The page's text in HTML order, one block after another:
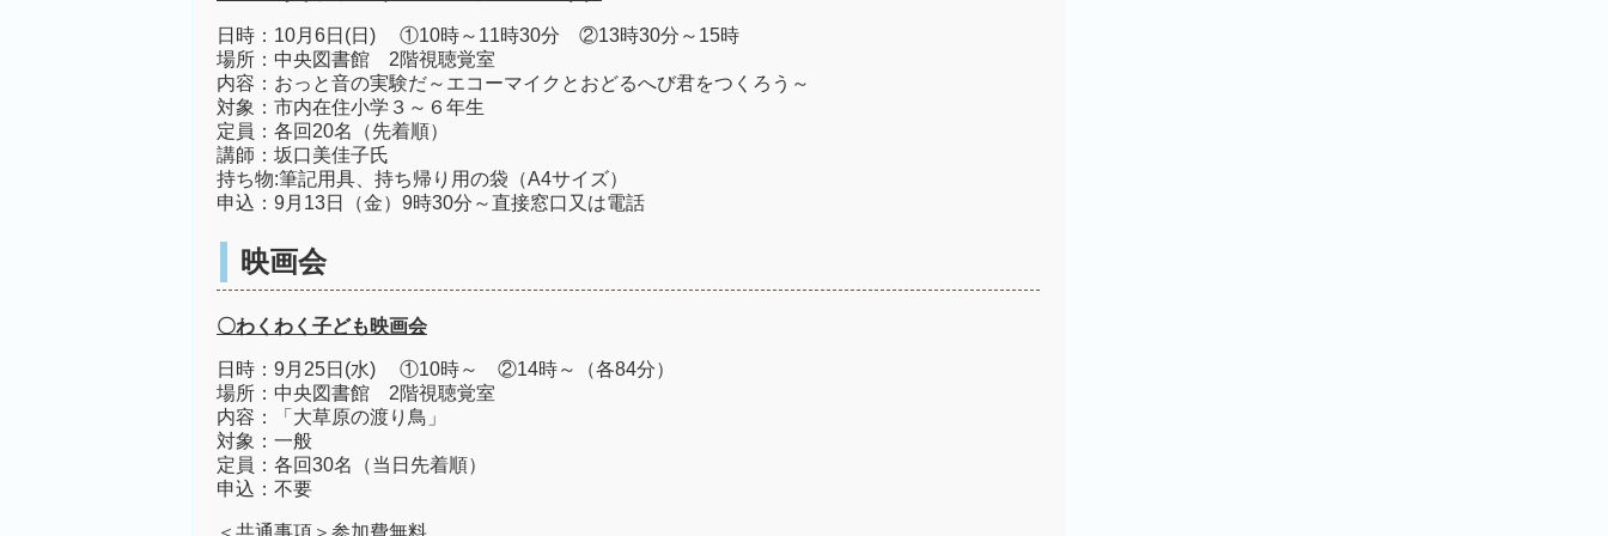
日時：10月6日(日) ①10時～11時30分 ②13時30分～15時
場所：中央図書館 2階視聴覚室
内容：おっと音の実験だ～エコーマイクとおどるへび君をつくろう～
対象：市内在住小学３～６年生
定員：各回20名（先着順）
講師：坂口美佳子氏
持ち物:筆記用具、持ち帰り用の袋（A4サイズ）
申込：9月13日（金）9時30分～直接窓口又は電話
映画会
〇わくわく子ども映画会
日時：9月25日(水) ①10時～ ②14時～（各84分）
場所：中央図書館 2階視聴覚室
内容：「大草原の渡り鳥」
対象：一般
定員：各回30名（当日先着順）
申込：不要
＜共通事項＞参加費無料